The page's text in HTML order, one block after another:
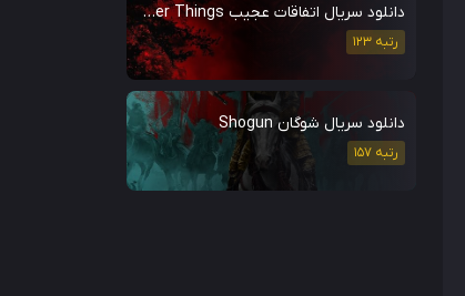
دانلود سریال اتفاقات عجیب Stranger Things
رتبه 123
دانلود سریال شوگان Shogun
رتبه 157